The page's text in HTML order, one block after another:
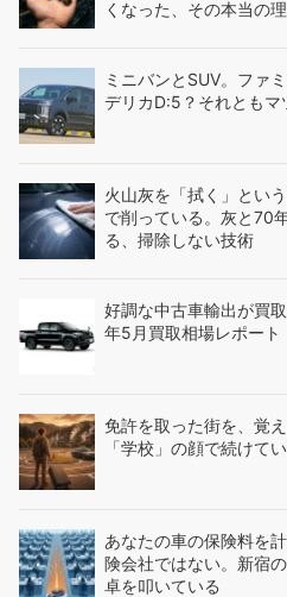
くなった、その本当の
ミニバンとSUV。ファ
デリカD:5？それともマ
火山灰を「拭く」とい
で削っている。灰と70
る、掃除しない技術
好調な中古車輸出が買
年5月買取相場レポート
免許を取った街を、覚
「学校」の顔で続けて
あなたの車の保険料を
険会社ではない。新宿
卓を叩いている